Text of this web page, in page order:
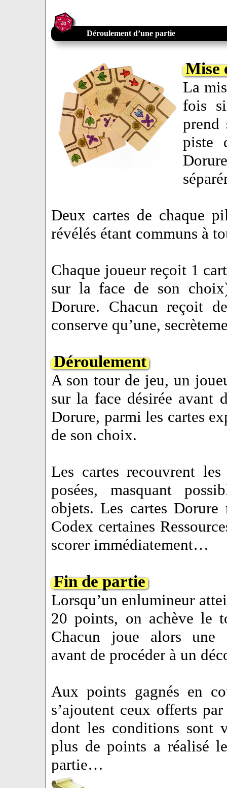
Déroulement d’une partie
Mise
La
fois
prend
piste
Deux cartes de chaque
révélés étant communs à
Chaque joueur reçoit 1
sur la face de son
Dorure. Chacun reçoit
conserve qu’une,
Déroulement
A son tour de jeu, un
sur la face désirée avant
Dorure, parmi les cartes
de son choix.
Les cartes recouvrent les
posées, masquant
objets. Les cartes Dorure
Codex certaines
scorer immédiatement…
Fin de partie
Lorsqu’un enlumineur
20 points, on achève le
Chacun joue alors une
avant de procéder à un
Aux points gagnés en
s’ajoutent ceux offerts
dont les conditions sont
plus de points a réalisé
partie…